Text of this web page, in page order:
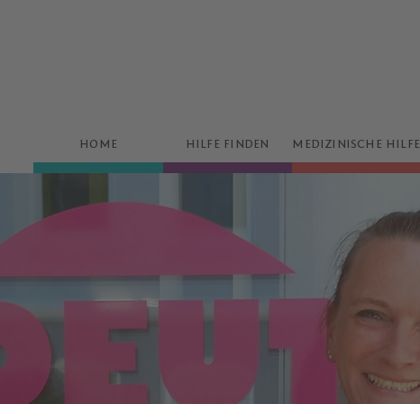
HOME HILFE FINDEN MEDIZINISCHE HILFE